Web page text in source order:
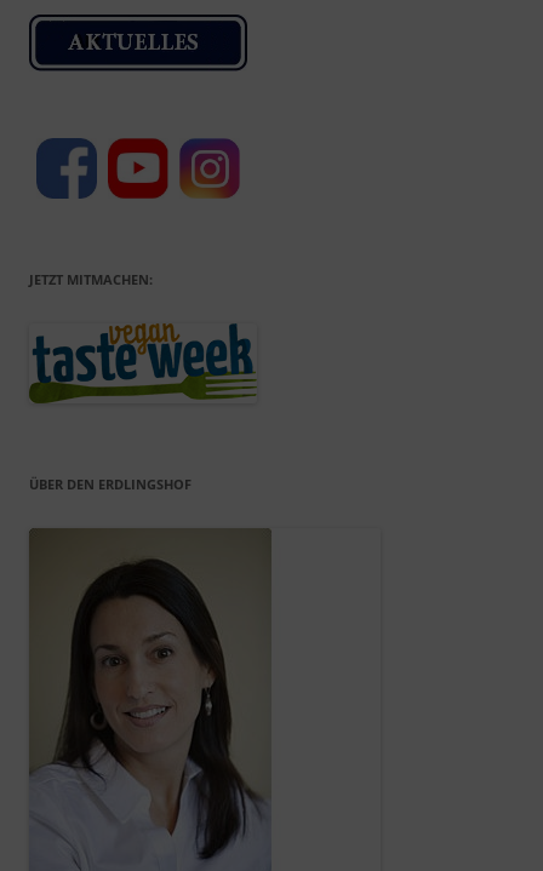
JETZT MITMACHEN:
ÜBER DEN ERDLINGSHOF